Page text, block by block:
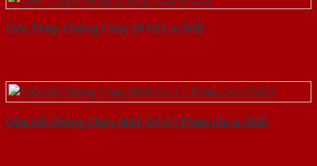
Cửa Thép Chống Cháy 2P1G2-a-SGD
Cửa Gỗ Chống Cháy MDF O4-C1 Phào chi-a-SGD